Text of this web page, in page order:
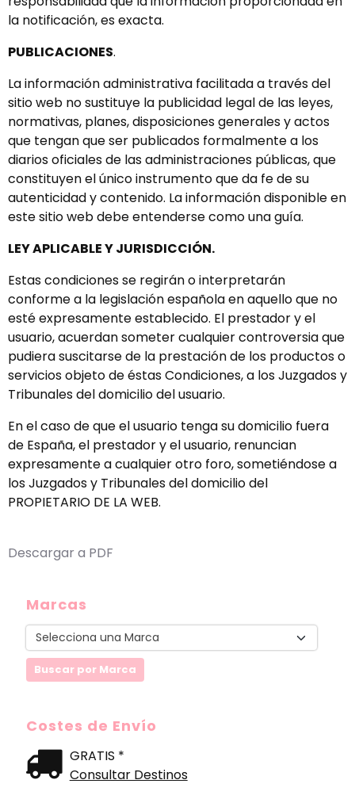
Marcas
Costes de Envío
GRATIS *
Consultar Destinos
la notificación, es exacta.
PUBLICACIONES.
La información administrativa facilitada a través del
sitio web no sustituye la publicidad legal de las leyes,
normativas, planes, disposiciones generales y actos
que tengan que ser publicados formalmente a los
diarios oficiales de las administraciones públicas, que
constituyen el único instrumento que da fe de su
autenticidad y contenido. La información disponible en
este sitio web debe entenderse como una guía.
LEY APLICABLE Y JURISDICCIÓN.
Estas condiciones se regirán o interpretarán
conforme a la legislación española en aquello que no
esté expresamente establecido. El prestador y el
usuario, acuerdan someter cualquier controversia que
pudiera suscitarse de la prestación de los productos o
servicios objeto de éstas Condiciones, a los Juzgados y
Tribunales del domicilio del usuario.
En el caso de que el usuario tenga su domicilio fuera
de España, el prestador y el usuario, renuncian
expresamente a cualquier otro foro, sometiéndose a
los Juzgados y Tribunales del domicilio del
PROPIETARIO DE LA WEB.
Descargar a PDF